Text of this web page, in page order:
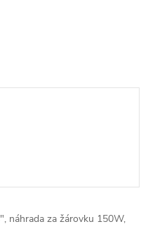
náhrada za žárovku 150W,